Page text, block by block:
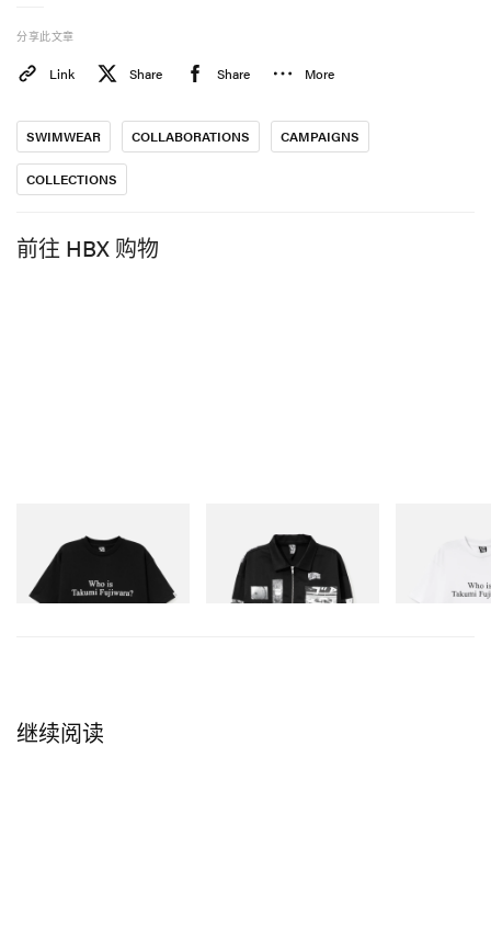
分享此文章
Link Share Share More
SWIMWEAR COLLABORATIONS CAMPAIGNS
COLLECTIONS
前往 HBX 购物
Billionaire Boys Club X
Initial D Cotton T-Shirt 3
立刻购入
Billionaire Boys Club X
Initial D Cotton Jacket
立刻购入
Billionaire
Initial D
继续阅读